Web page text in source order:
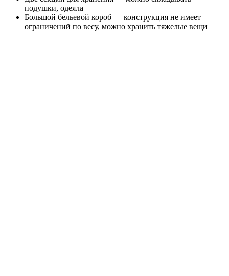
подушки, одеяла
Большой бельевой короб — конструкция не имеет
ограничений по весу, можно хранить тяжелые вещи